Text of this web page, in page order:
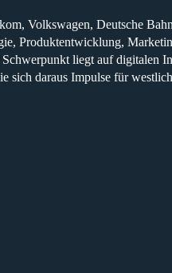
Volkswagen, Deutsche
Produktentwicklung,
liegt auf digitalen
sich daraus Impulse für